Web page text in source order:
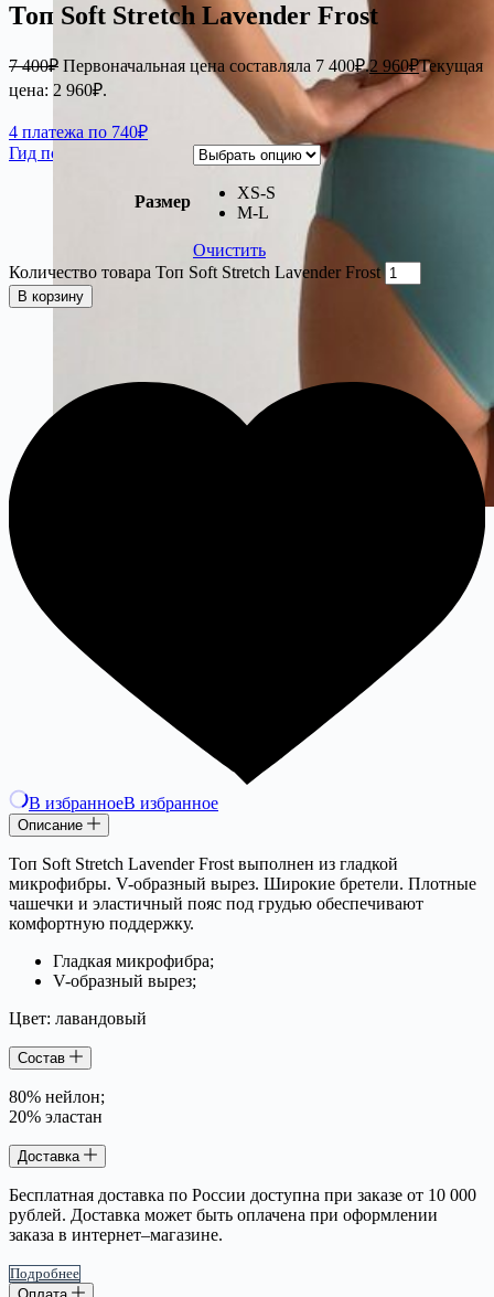
Топ Soft Stretch Lavender Frost
7 400₽ Первоначальная цена составляла 7 400₽.2 960₽Текущая
цена: 2 960₽.
4 платежа по 740₽
Гид по размерам
Размер
XS-S
М-L
Очистить
Количество товара Топ Soft Stretch Lavender Frost
В корзину
В избранноеВ избранное
Описание
Топ Soft Stretch Lavender Frost выполнен из гладкой
микрофибры. V-образный вырез. Широкие бретели. Плотные
чашечки и эластичный пояс под грудью обеспечивают
комфортную поддержку.
Гладкая микрофибра;
V-образный вырез;
Цвет: лавандовый
Состав
80% нейлон;
20% эластан
Доставка
Бесплатная доставка по России доступна при заказе от 10 000
рублей. Доставка может быть оплачена при оформлении
заказа в интернет–магазине.
Подробнее